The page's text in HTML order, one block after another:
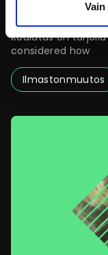
Koulutus on tarjolla
considered how
Ilmastonmuutos